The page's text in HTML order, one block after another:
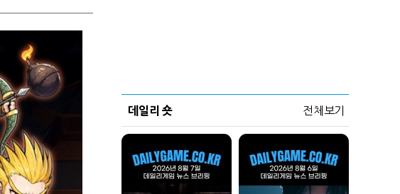
데일리 숏 전체보기